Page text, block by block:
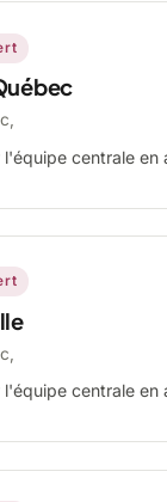
centrale
centrale